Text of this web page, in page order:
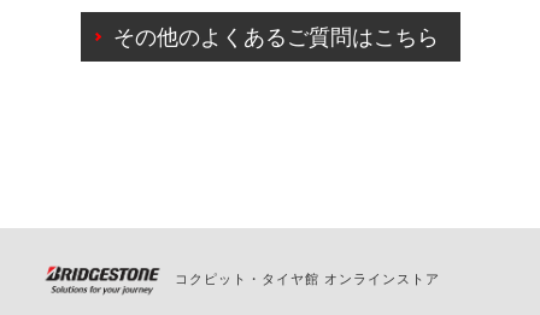
ご来店予約日の3営業日前を過ぎている場合のご予約
の日時変更につきましては、直接ご予約の店舗まで
その他のよくあるご質問はこちら
コクピット・タイヤ館 オンラインストア